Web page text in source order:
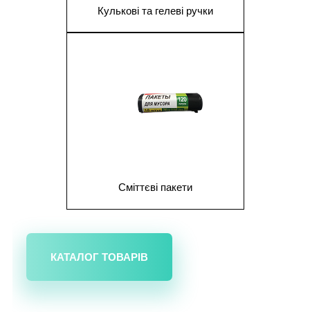
Кулькові та гелеві ручки
Сміттєві пакети
КАТАЛОГ ТОВАРІВ